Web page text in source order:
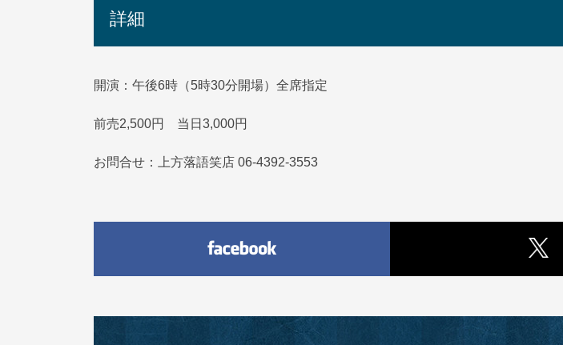
詳細
開演：午後6時（5時30分開場）全席指定
前売2,500円 当日3,000円
お問合せ：上方落語笑店 06-4392-3553